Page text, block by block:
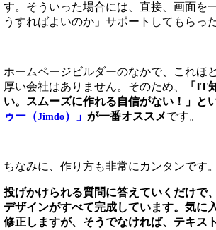
す。そういった場合には、直接、画面を
うすればよいのか」サポートしてもらっ
ホームページビルダーのなかで、これほ
厚い会社はありません。そのため、
「IT
い。スムーズに作れる自信がない！」と
ゥー（Jimdo）」 が一番オススメです。
ちなみに、作り方も非常にカンタンです。
投げかけられる質問に答えていくだけで
デザインがすべて完成しています。気に
修正しますが、そうでなければ、テキス